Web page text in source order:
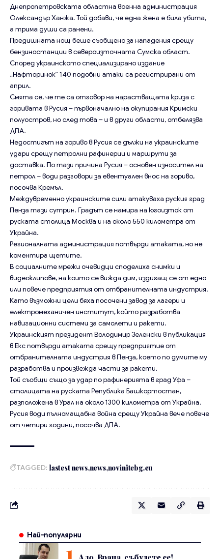
Днепропетровската областна военна администрация
Олександър Ханжа. Той добави, че една жена е била убита,
а трима души са ранени.
Предишната нощ беше съобщено за нападения срещу
бензиностанции в североизточната Сумска област.
Според украинското специализирано издание
„Нафторинок“ 140 подобни атаки са регистрирани от
април.
Смята се, че те са отговор на нарастващата криза с
горивата в Русия – първоначално на окупирания Кримски
полуостров, но след това – и в други области, отбелязва
ДПА.
Недостигът на гориво в Русия се дължи на украинските
удари срещу петролни рафинерии и маршрути за
доставка. По тази причина Русия – основен износител на
петрол – води разговори за евентуален внос на гориво,
посочва Кремъл.
Междувременно украинските сили атакуваха руския град
Пенза тази сутрин. Градът се намира на югоизток от
руската столица Москва и на около 550 километра от
Украйна.
Регионалната администрация потвърди атаката, но не
коментира щетите.
В социалните мрежи очевидци споделиха снимки и
видеоклипове, на които се вижда дим, издигащ се от едно
или повече предприятия от отбранителната индустрия.
Като възможни цели бяха посочени завод за лагери и
електромеханичен институт, който разработва
навигационни системи за самолети и ракети.
Украинският президент Володимир Зеленски в публикация
в Екс потвърди атаката срещу предприятие от
отбранителната индустрия в Пенза, което по думите му
разработва и произвежда части за ракети.
Той съобщи също за удар по рафинерията в град Уфа –
столицата на руската Република Башкортостан,
разположена в Урал на около 1300 километра от Украйна.
Русия води пълномащабна война срещу Украйна вече повече
от четири години, посочва ДПА.
TAGGED: lastest news news novinitebg.eu
Най-популярни